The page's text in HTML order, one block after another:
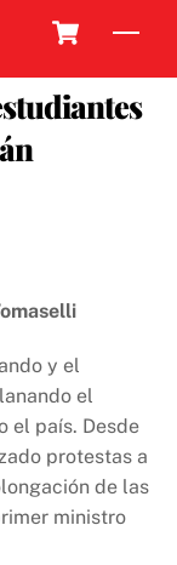
y el
el
el país. Desde
protestas a
de las
ministro